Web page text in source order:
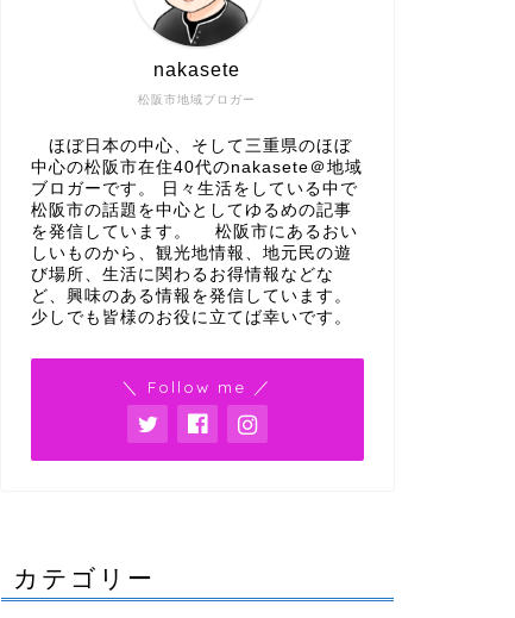
松阪市の見庵で開催の写真展
『GuruGuru～伝えたい松阪の魅力
～』。入場無料で駐車場完備で便利
2020年3月21日
イベント情報
道の駅飯高駅いいたかの湯の温泉入
湯回数券がお得に購入できるキャン
える！アイデア発想法・講座が開催
松阪市地域ブロガー
nakasete
ほぼ日本の中心、そして三重県のほぼ
中心の松阪市在住40代のnakasete＠地域
ブロガーです。 日々生活をしている中で
松阪市の話題を中心としてゆるめの記事
を発信しています。 松阪市にあるおい
しいものから、観光地情報、地元民の遊
び場所、生活に関わるお得情報などな
ど、興味のある情報を発信しています。
少しでも皆様のお役に立てば幸いです。
＼ Follow me ／
カテゴリー